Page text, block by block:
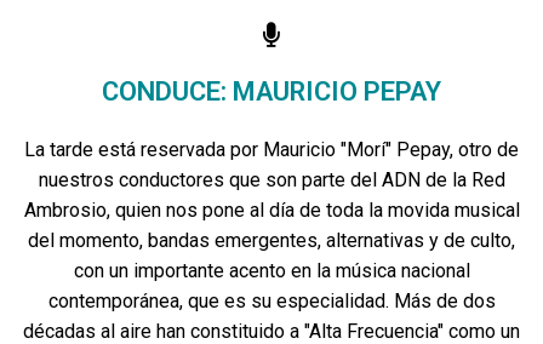
CONDUCE: MAURICIO PEPAY
La tarde está reservada por Mauricio "Morí" Pepay, otro de
nuestros conductores que son parte del ADN de la Red
Ambrosio, quien nos pone al día de toda la movida musical
del momento, bandas emergentes, alternativas y de culto,
con un importante acento en la música nacional
contemporánea, que es su especialidad. Más de dos
décadas al aire han constituido a "Alta Frecuencia" como un